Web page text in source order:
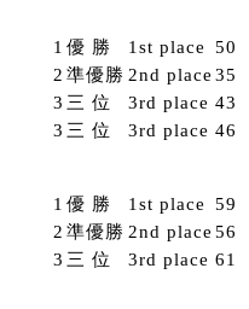
1 優 勝 1st place 50
2 準優勝 2nd place 35
3 三 位 3rd place 43
3 三 位 3rd place 46
1 優 勝 1st place 59
2 準優勝 2nd place 56
3 三 位 3rd place 61